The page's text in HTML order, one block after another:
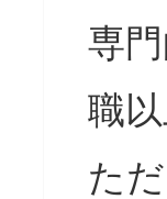
専
職
た